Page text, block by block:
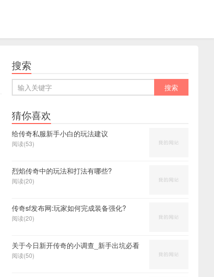
搜索
猜你喜欢
给传奇私服新手小白的玩法建议
阅读(53)
烈焰传奇中的玩法和打法有哪些?
阅读(20)
传奇sf发布网:玩家如何完成装备强化?
阅读(20)
关于今日新开传奇的小调查_新手出坑必看
阅读(50)